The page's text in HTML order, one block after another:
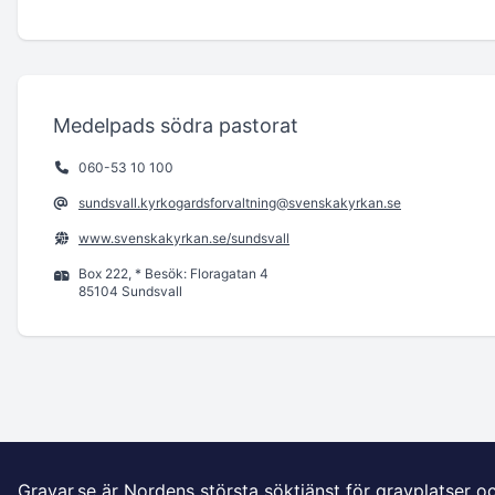
Medelpads södra pastorat
060-53 10 100
sundsvall.kyrkogardsforvaltning@svenskakyrkan.se
www.svenskakyrkan.se/sundsvall
Box 222, * Besök: Floragatan 4
85104 Sundsvall
Gravar.se är Nordens största söktjänst för gravplatser